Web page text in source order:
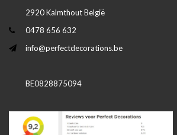
2920 Kalmthout België
0478 656 632
info@perfectdecorations.be
BE0828875094